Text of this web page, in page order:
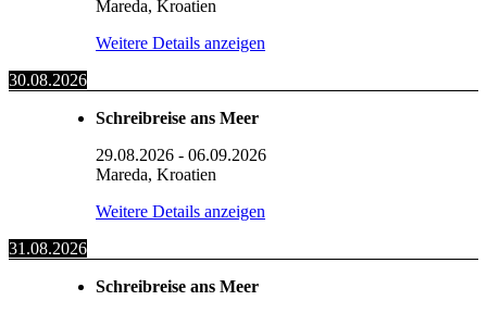
Mareda, Kroatien
Weitere Details anzeigen
30.08.2026
Schreibreise ans Meer
29.08.2026 - 06.09.2026
Mareda, Kroatien
Weitere Details anzeigen
31.08.2026
Schreibreise ans Meer